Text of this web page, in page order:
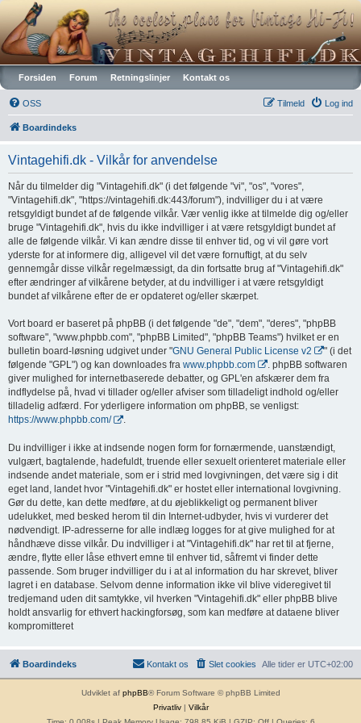
Vintagehifi.dk
Forsiden Forum Retningslinjer Kontakt os
OSS Log ind
Tilmeld
Boardindeks
Vintagehifi.dk - Vilkår for anvendelse
Når du tilmelder dig "Vintagehifi.dk" (i det følgende "vi", "os", "vores",
"Vintagehifi.dk", "https://vintagehifi.dk:443/forum"), indvilliger du i at være
retsgyldigt bundet af de følgende vilkår. Vær venlig ikke at tilmelde dig og/eller
bruge "Vintagehifi.dk", hvis du ikke indvilliger i at være retsgyldigt bundet af
alle de følgende vilkår. Vi kan ændre disse til enhver tid, og vi vil gøre vort
yderste for at informere dig, alligevel vil det være fornuftigt, at du selv
gennemgår disse vilkår regelmæssigt, da din fortsatte brug af "Vintagehifi.dk"
efter ændringer af vilkårene betyder, at du indvilliger i at være retsgyldigt
bundet af vilkårene efter de er opdateret og/eller skærpet.
Vort board er baseret på phpBB (i det følgende "de", "dem", "deres", "phpBB
software", "www.phpbb.com", "phpBB Limited", "phpBB Teams") hvilket er en
bulletin board-løsning udgivet under "GNU General Public License v2
" (i det
følgende "GPL") og kan downloades fra www.phpbb.com
. phpBB softwaren
giver mulighed for internetbaserede debatter, og GPL'en afskærer dem fra
indflydelse på, hvad vi tillader og/eller afviser som tilladeligt indhold og/eller
tilladelig adfærd. For yderligere information om phpBB, se venligst:
https://www.phpbb.com/
.
Du indvilliger i ikke at indsende nogen form for fornærmende, uanstændigt,
vulgært, bagtalende, hadefuldt, truende eller sexuelt orienteret materiale eller
indsende andet materiale, som er i strid med lovgivningen, det være sig i dit
eget land, landet hvor "Vintagehifi.dk" er hostet eller international lovgivning.
Gør du dette, kan dette medføre, at du øjeblikkeligt og permanent bliver
udelukket, med besked herom til din Internet-udbyder, hvis vi vurderer det
nødvendigt. IP-adresserne for alle indlæg logges for at give mulighed for at
håndhæve disse vilkår. Du indvilliger i at "Vintagehifi.dk" har ret til at fjerne,
ændre, flytte eller låse ethvert emne til enhver tid, såfremt vi finder dette
passende. Som bruger indvilliger du i at al information du har skrevet, bliver
lagret i en database. Selvom denne information ikke vil blive videregivet til
tredjemand uden dit samtykke, vil hverken "Vintagehifi.dk" eller phpBB blive
holdt ansvarlig for ethvert hackingforsøg, som kan medføre at dataene bliver
kompromitteret
Boardindeks Alle tider er UTC+02:00
Slet cookies
Kontakt os
Udviklet af phpBB® Forum Software © phpBB Limited
Privatliv| Vilkår